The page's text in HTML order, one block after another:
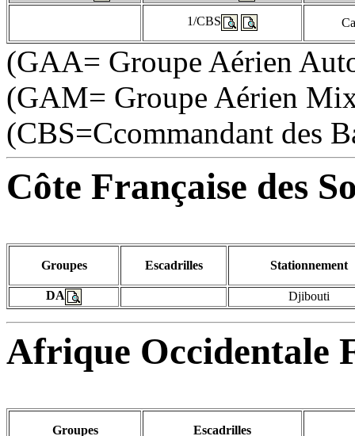
1/CBS
(GAA= Groupe Aérien
(GAM= Groupe Aérien
(CBS=Ccommandant des
Côte Française des
Groupes Escadrilles Stationnement
DA Djibouti
Afrique Occidentale
Groupes Escadrilles